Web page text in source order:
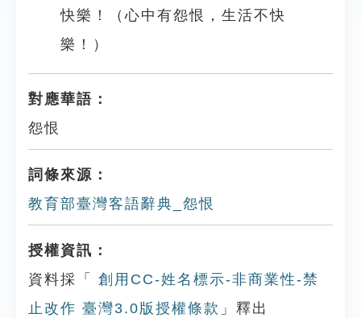
快樂！（心中有怨恨，生活不快
樂！）
對應華語：
怨恨
詞條來源：
教育部臺灣客語辭典_怨恨
授權資訊：
資料採「
創用CC-姓名標示-非商業性-禁
止改作 臺灣3.0版授權條款 」釋出